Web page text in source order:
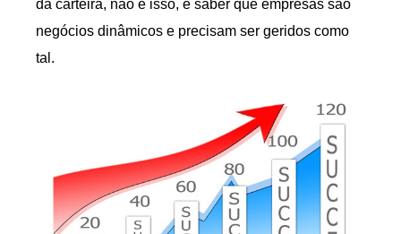
da carteira, não é isso, é saber que empresas são
negócios dinâmicos e precisam ser geridos como
tal.